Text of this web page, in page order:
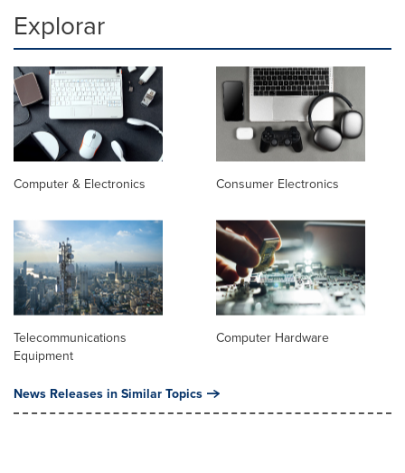
Explorar
Computer & Electronics Consumer Electronics
Telecommunications
Equipment
Computer Hardware
News Releases in Similar Topics